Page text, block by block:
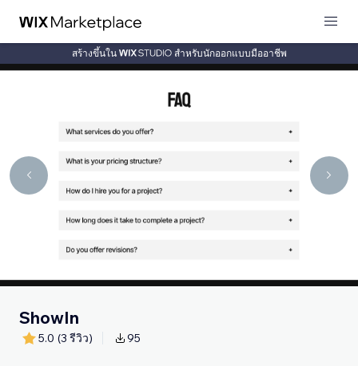
สร้างขึ้นใน สำหรับนักออกแบบมืออาชีพ
ShowIn
5.0 (3 รีวิว) 95